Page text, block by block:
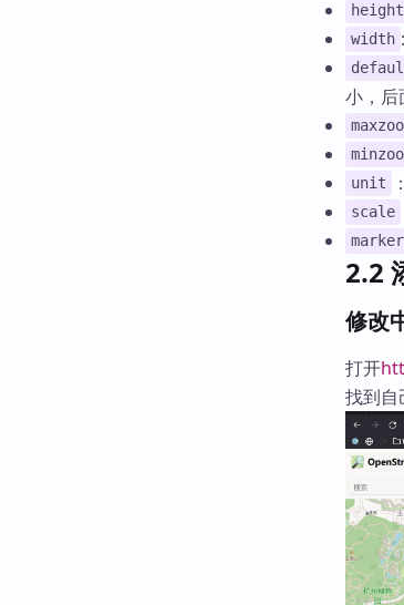
height
width
小，后
unit
scale
2.2
修改
打开
找到自